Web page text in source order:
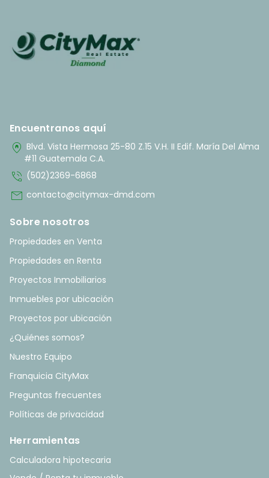
Encuentranos aquí
home_pin Blvd. Vista Hermosa 25-80 Z.15 V.H. II Edif. María Del Alma
#11 Guatemala C.A.
phone_in_talk (502)2369-6868
mail contacto@citymax-dmd.com
Sobre nosotros
Propiedades en Venta
Propiedades en Renta
Proyectos Inmobiliarios
Inmuebles por ubicación
Proyectos por ubicación
¿Quiénes somos?
Nuestro Equipo
Franquicia CityMax
Preguntas frecuentes
Políticas de privacidad
Herramientas
Calculadora hipotecaria